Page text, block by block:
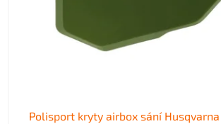
Polisport kryty airbox sání